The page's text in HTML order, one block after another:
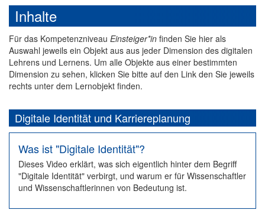
Inhalte
Für das Kompetenzniveau Einsteiger*in finden Sie hier als
Auswahl jeweils ein Objekt aus aus jeder Dimension des digitalen
Lehrens und Lernens. Um alle Objekte aus einer bestimmten
Dimension zu sehen, klicken Sie bitte auf den Link den Sie jeweils
rechts unter dem Lernobjekt finden.
Digitale Identität und Karriereplanung
Was ist "Digitale Identität"?
Dieses Video erklärt, was sich eigentlich hinter dem Begriff
"Digitale Identität" verbirgt, und warum er für Wissenschaftler
und Wissenschaftlerinnen von Bedeutung ist.